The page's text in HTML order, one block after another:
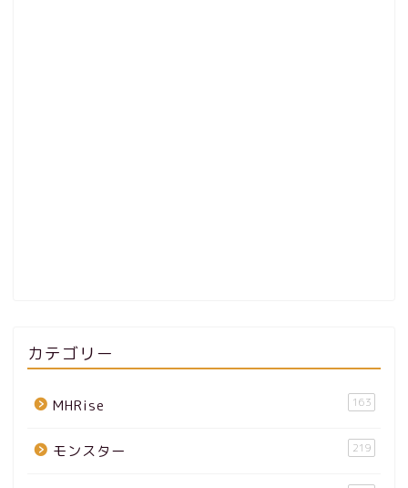
カテゴリー
MHRise 163
モンスター 219